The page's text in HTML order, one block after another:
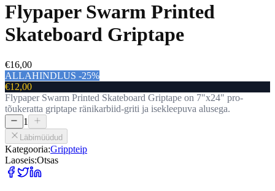
Flypaper Swarm Printed
Skateboard Griptape
€16,00
ALLAHINDLUS -25%
€12,00
Flypaper Swarm Printed Skateboard Griptape on 7"x24" pro-
tõukeratta griptape ränikarbiid-griti ja isekleepuva alusega.
1
Läbimüüdud
Kategooria:Grippteip
Laoseis:Otsas